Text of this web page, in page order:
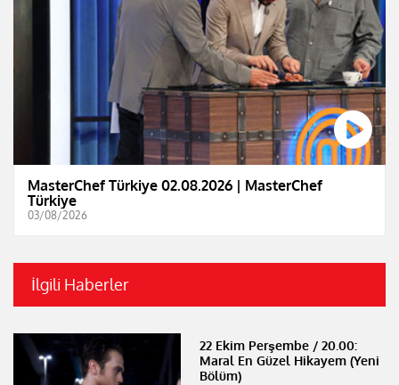
MasterChef Türkiye 02.08.2026 | MasterChef
Türkiye
03/08/2026
İlgili Haberler
22 Ekim Perşembe / 20.00:
Maral En Güzel Hikayem (Yeni
Bölüm)